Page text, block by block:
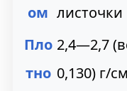
ом листочки
Пло
тно
2,4—2,7
0,130) г/